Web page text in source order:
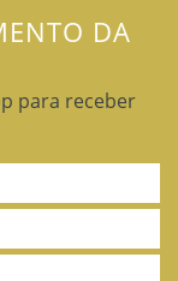
DA
para receber